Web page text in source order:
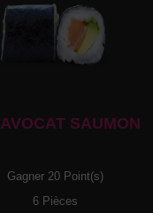
AVOCAT SAUMON
Gagner 20 Point(s)
6 Pièces